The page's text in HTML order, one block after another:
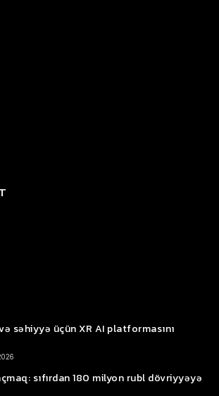
səhiyyə üçün XR AI platformasını
sıfırdan 180 milyon rubl dövriyyəyə